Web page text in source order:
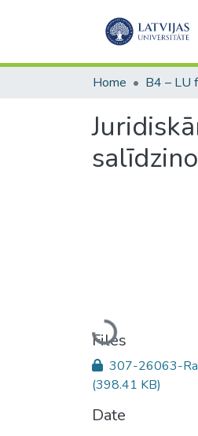
Home
Loading...
Files
307-26063-
(398.41 KB)
Date